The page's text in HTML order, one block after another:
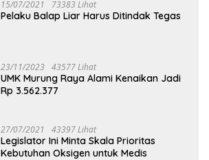
15/07/2021 73383 Lihat
Pelaku Balap Liar Harus Ditindak Tegas
23/11/2023 43577 Lihat
UMK Murung Raya Alami Kenaikan Jadi
Rp 3.562.377
27/07/2021 43397 Lihat
Legislator Ini Minta Skala Prioritas
Kebutuhan Oksigen untuk Medis